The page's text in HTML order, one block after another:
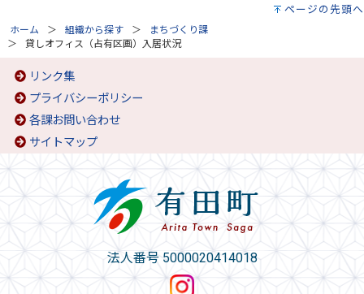
ページの先頭へ
ホーム 組織から探す
まちづくり課
貸しオフィス（占有区画）入居状況
リンク集
プライバシーポリシー
各課お問い合わせ
サイトマップ
法人番号 5000020414018